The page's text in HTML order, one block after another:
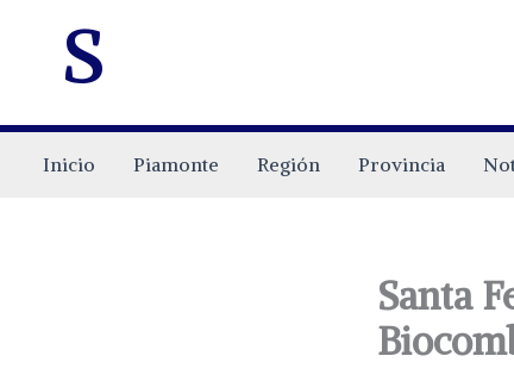
s
Inicio Piamonte Región Provincia
Santa